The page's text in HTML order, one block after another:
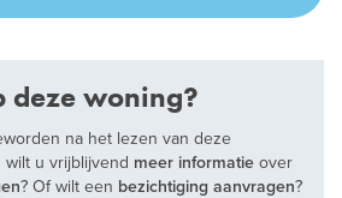
deze woning?
na het lezen van deze
u vrijblijvend meer informatie over
? Of wilt een bezichtiging aanvragen?